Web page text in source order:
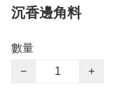
沉香邊角料
數量
−
+